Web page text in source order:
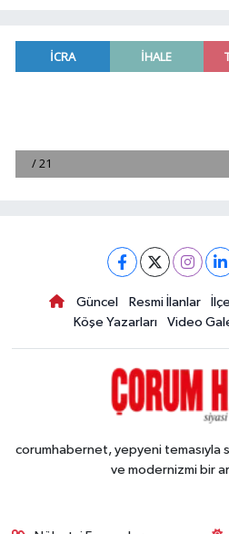
Güncel Resmi İlanlar
Köşe Yazarları
Video
corumhabernet, yepyeni temasıyla
ve modernizmi bir